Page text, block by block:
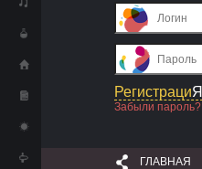
РегистрациЯ
Забыли пароль?
ГЛАВНАЯ